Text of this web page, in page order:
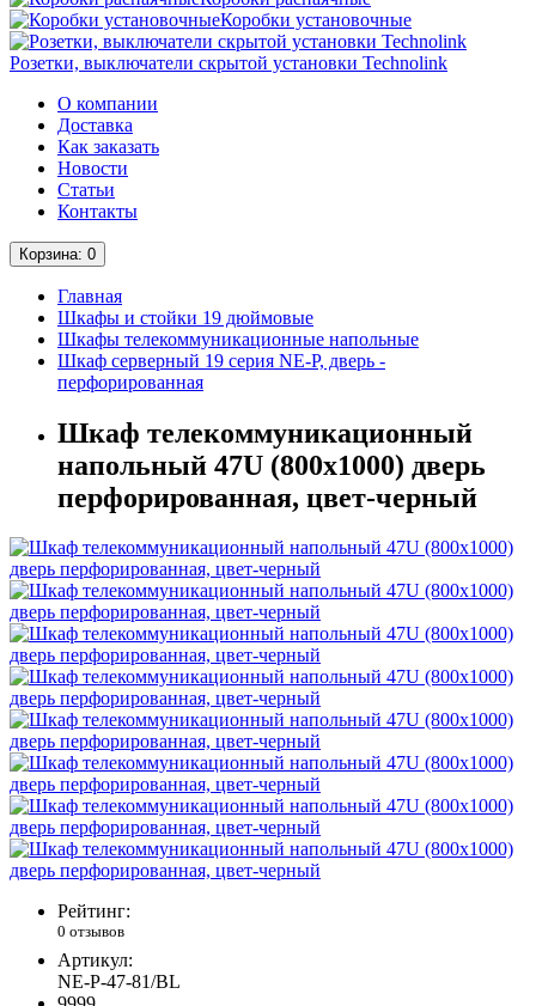
Коробки установочные
Розетки, выключатели скрытой установки Technolink
О компании
Доставка
Как заказать
Новости
Статьи
Контакты
Корзина: 0
Главная
Шкафы и стойки 19 дюймовые
Шкафы телекоммуникационные напольные
Шкаф серверный 19 серия NE-P, дверь -
перфорированная
Шкаф телекоммуникационный
напольный 47U (800х1000) дверь
перфорированная, цвет-черный
Рейтинг:
0 отзывов
Артикул:
NE-P-47-81/BL